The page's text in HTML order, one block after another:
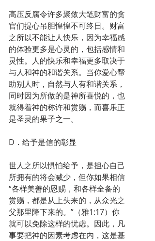
高压反腐令许多聚敛大笔财富的贪
官们提心吊胆惶惶不可终日。财富
之所以不能让人快乐，因为幸福感
的体验更多是心灵的，包括感情和
灵性。人的快乐和幸福更多取决于
与人和神的和谐关系。当你爱心帮
助别人时，自然与人有和谐关系，
同时因为所做的是神所喜悦的，也
就得着神的称许和赏赐，而喜乐正
是圣灵的果子之一。
D．给予是信的彰显
世人之所以惧怕给予，是担心自己
所拥有的将会减少，但你如果相信
“各样美善的恩赐，和各样全备的
赏赐，都是从上头来的，从众光之
父那里降下来的。”（雅1:17）你
就可以免除这样的忧虑。因此，凡
事要把神的因素考虑在内，这是基